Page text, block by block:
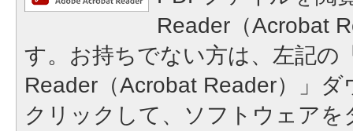
Reader（Acrobat
す。お持ちでない方は、左記の
Reader（Acrobat Reader）」
クリックして、ソフトウェア